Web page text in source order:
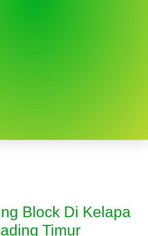
Block Di Kelapa
Timur